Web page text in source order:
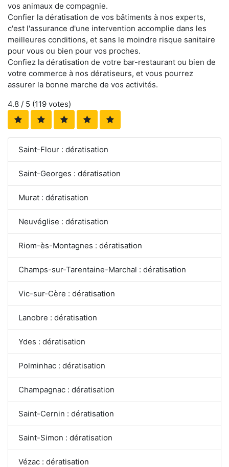
vos animaux de compagnie.
Confier la dératisation de vos bâtiments à nos experts,
c'est l'assurance d'une intervention accomplie dans les
meilleures conditions, et sans le moindre risque sanitaire
pour vous ou bien pour vos proches.
Confiez la dératisation de votre bar-restaurant ou bien de
votre commerce à nos dératiseurs, et vous pourrez
assurer la bonne marche de vos activités.
4.8 / 5 (119 votes)
Saint-Flour : dératisation
Saint-Georges : dératisation
Murat : dératisation
Neuvéglise : dératisation
Riom-ès-Montagnes : dératisation
Champs-sur-Tarentaine-Marchal : dératisation
Vic-sur-Cère : dératisation
Lanobre : dératisation
Ydes : dératisation
Polminhac : dératisation
Champagnac : dératisation
Saint-Cernin : dératisation
Saint-Simon : dératisation
Vézac : dératisation